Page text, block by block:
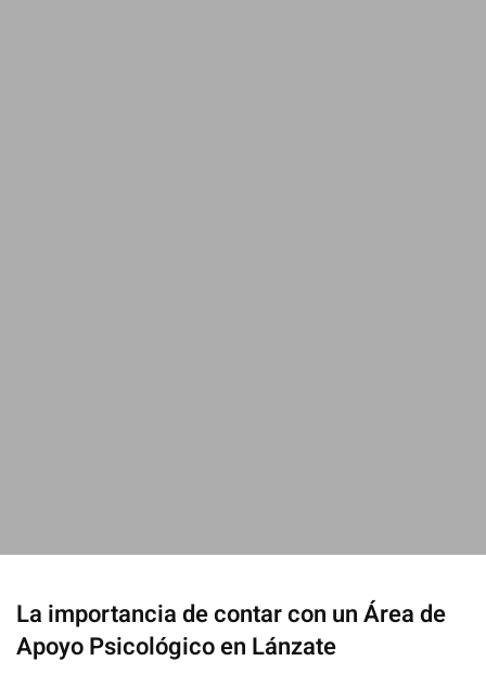
La importancia de contar con un Área de
Apoyo Psicológico en Lánzate